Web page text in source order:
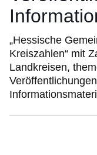
„Hessische
Kreiszahlen“ mit
Landkreisen,